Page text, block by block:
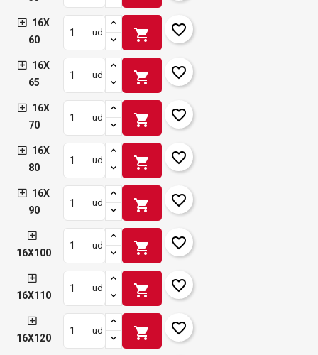
16X
60
ud shopping_cart favorite_border
16X
65
ud shopping_cart favorite_border
16X
70
ud shopping_cart favorite_border
16X
80
ud shopping_cart favorite_border
16X
90
ud shopping_cart favorite_border
16X100
ud shopping_cart favorite_border
16X110
ud shopping_cart favorite_border
16X120
ud shopping_cart favorite_border